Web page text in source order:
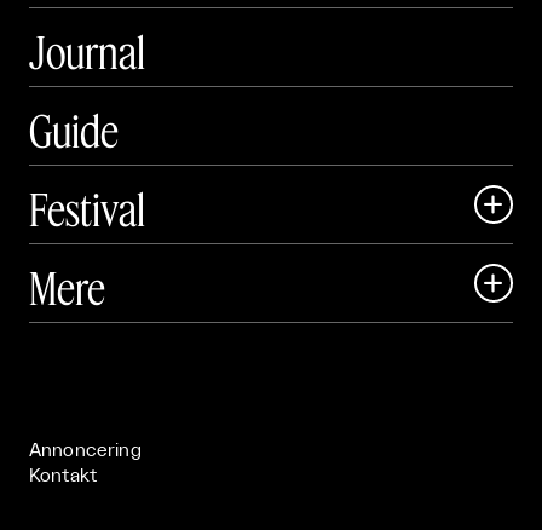
Journal
Guide
Festival

 Art Matter Festival
Mere 
Annoncering
Kontakt